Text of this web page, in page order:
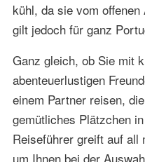
kühl, da sie vom
gilt jedoch für ganz
Ganz gleich, ob Sie mit
abenteuerlustigen
einem Partner reisen,
gemütliches Plätzchen
Reiseführer greift auf all
um Ihnen bei der